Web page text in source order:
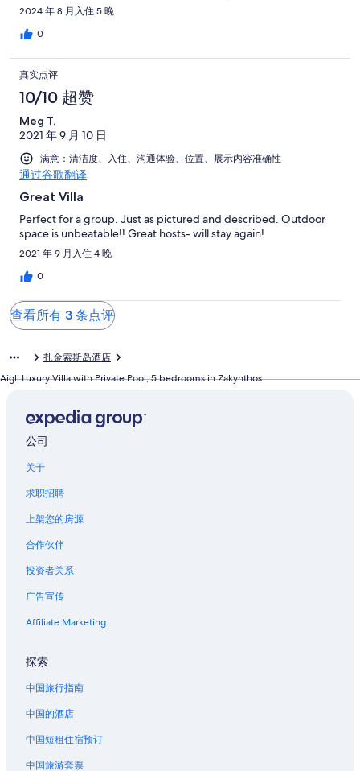
money another fee over and over again. I continued to asked
the host to request this fee via Vrbo and asked why the fee was
not in the listing so beware of that and the harassment of that.
neighbors next door are residents the house is very close and
she does not like you in the pool after 9:30pm she would yell out
of her window if your taking a swim. I had no music or small
children at the pool just laughs with my adult children and
talking ( We do not drink) so there was no loud noise or partying.
Besides that the villa is nice and spacious. There is a 25-30 min
drive to food and beaches.
2024 年 8 月入住 5 晚
0
真实点评
10/10 超赞
Meg T.
2021 年 9 月 10 日
满意：清洁度、入住、沟通体验、位置、展示内容准确性
通过谷歌翻译
Great Villa
Perfect for a group. Just as pictured and described. Outdoor
space is unbeatable!! Great hosts- will stay again!
2021 年 9 月入住 4 晚
0
查看所有 3 条点评
扎金索斯岛酒店
Aigli Luxury Villa with Private Pool, 5 bedrooms in Zakynthos
公司
关于
求职招聘
上架您的房源
合作伙伴
投资者关系
广告宣传
Affiliate Marketing
探索
中国旅行指南
中国的酒店
中国短租住宿预订
中国旅游套票